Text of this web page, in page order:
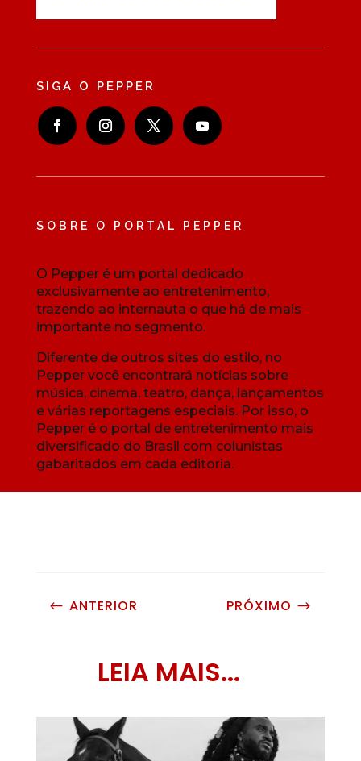
SIGA O PEPPER
SOBRE O PORTAL PEPPER
O Pepper é um portal dedicado
exclusivamente ao entretenimento,
trazendo ao internauta o que há de mais
importante no segmento.
Diferente de outros sites do estilo, no
Pepper você encontrará notícias sobre
música, cinema, teatro, dança, lançamentos
e várias reportagens especiais. Por isso, o
Pepper é o portal de entretenimento mais
diversificado do Brasil com colunistas
gabaritados em cada editoria.
# ANTERIOR PRÓXIMO $
LEIA MAIS...